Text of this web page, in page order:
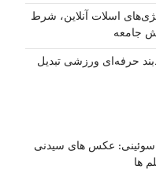
اسلات آنلاین، شرط‌
جامعه
حرفه‌ای ورزشی تبدیل
عکس های سیدنی
ها